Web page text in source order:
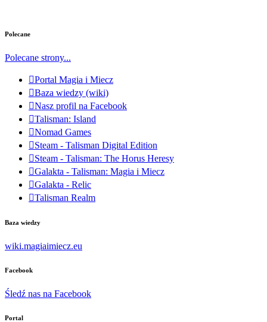
Polecane
Polecane strony...
Portal Magia i Miecz
Baza wiedzy (wiki)
Nasz profil na Facebook
Talisman: Island
Nomad Games
Steam - Talisman Digital Edition
Steam - Talisman: The Horus Heresy
Galakta - Talisman: Magia i Miecz
Galakta - Relic
Talisman Realm
Baza wiedzy
wiki.magiaimiecz.eu
Facebook
Śledź nas na Facebook
Portal